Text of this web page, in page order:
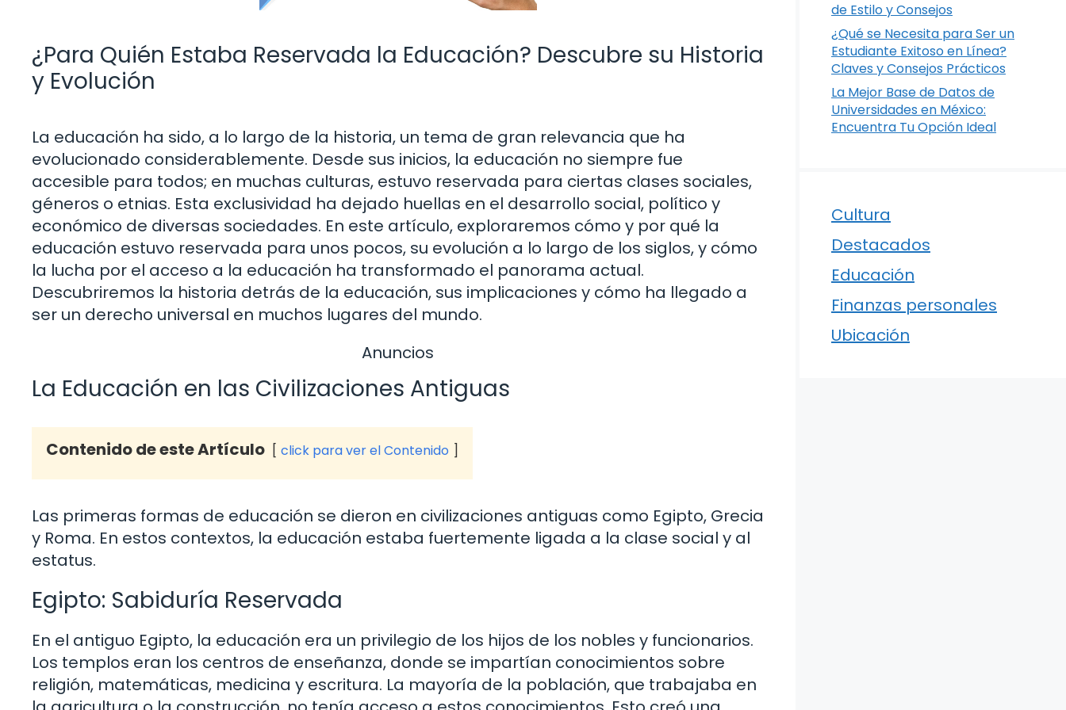
¿Para Quién Estaba Reservada la Educación? Descubre su Historia
y Evolución
La educación ha sido, a lo largo de la historia, un tema de gran relevancia que ha
evolucionado considerablemente. Desde sus inicios, la educación no siempre fue
accesible para todos; en muchas culturas, estuvo reservada para ciertas clases sociales,
géneros o etnias. Esta exclusividad ha dejado huellas en el desarrollo social, político y
económico de diversas sociedades. En este artículo, exploraremos cómo y por qué la
educación estuvo reservada para unos pocos, su evolución a lo largo de los siglos, y cómo
la lucha por el acceso a la educación ha transformado el panorama actual.
Descubriremos la historia detrás de la educación, sus implicaciones y cómo ha llegado a
ser un derecho universal en muchos lugares del mundo.
Anuncios
La Educación en las Civilizaciones Antiguas
Contenido de este Artículo click para ver el Contenido
Las primeras formas de educación se dieron en civilizaciones antiguas como Egipto, Grecia
y Roma. En estos contextos, la educación estaba fuertemente ligada a la clase social y al
estatus.
Egipto: Sabiduría Reservada
En el antiguo Egipto, la educación era un privilegio de los hijos de los nobles y funcionarios.
Los templos eran los centros de enseñanza, donde se impartían conocimientos sobre
religión, matemáticas, medicina y escritura. La mayoría de la población, que trabajaba en
de Estilo y Consejos
¿Qué se Necesita para Ser un
Estudiante Exitoso en Línea?
Claves y Consejos Prácticos
La Mejor Base de Datos de
Universidades en México:
Encuentra Tu Opción Ideal
Cultura
Destacados
Educación
Finanzas personales
Ubicación